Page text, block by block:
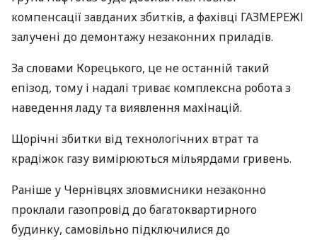
компенсації завданих збитків, а фахівці ГАЗМЕРЕЖІ
залучені до демонтажу незаконних приладів.
За словами Корецького, це не останній такий
епізод, тому і надалі триває комплексна робота з
наведення ладу та виявлення махінацій.
Щорічні збитки від технологічних втрат та
крадіжок газу вимірюються мільярдами гривень.
Раніше у Чернівцях зловмисники незаконно
проклали газопровід до багатоквартирного
будинку, самовільно підключилися до